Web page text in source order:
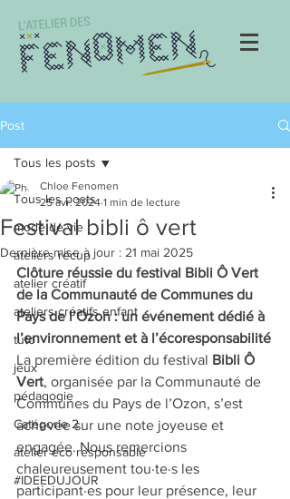
Post
Tous les posts
mode de vie
ateliers récup
atelier créatif
ateliers créatifs enfant
tuto
jeux
pédagogie
Catégorie 2
atelier eco responsable
#IDEEDUJOUR
Tous les posts
Festival bibli ô vert
Chloe Fenomen
25 avr. 2024 1 min de lecture
Dernière mise à jour : 21 mai 2025
Clôture réussie du festival Bibli Ô Vert
de la Communauté de Communes du
Pays de l’Ozon : un événement dédié à
l’environnement et à l’écoresponsabilité
La première édition du festival Bibli Ô
Vert, organisée par la Communauté de
Communes du Pays de l’Ozon, s’est
achevée sur une note joyeuse et
engagée. Nous remercions
chaleureusement tou·te·s les
participant·es pour leur présence, leur